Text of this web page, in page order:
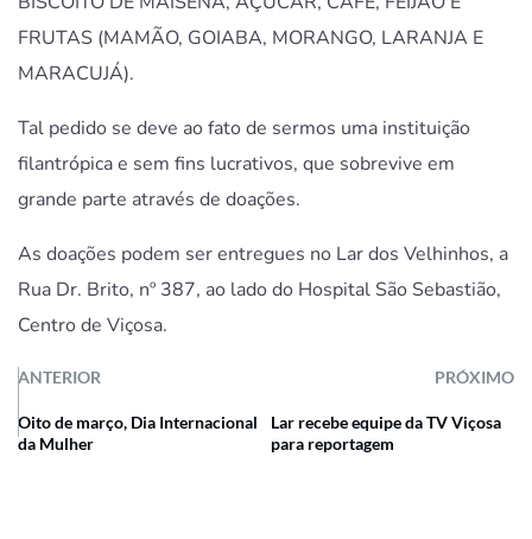
FRUTAS (MAMÃO, GOIABA, MORANGO, LARANJA E
MARACUJÁ).
Tal pedido se deve ao fato de sermos uma instituição
filantrópica e sem fins lucrativos, que sobrevive em
grande parte através de doações.
As doações podem ser entregues no Lar dos Velhinhos, a
Rua Dr. Brito, nº 387, ao lado do Hospital São Sebastião,
Centro de Viçosa.
ANTERIOR PRÓXIMO
Oito de março, Dia Internacional
da Mulher
Lar recebe equipe da TV Viçosa
para reportagem